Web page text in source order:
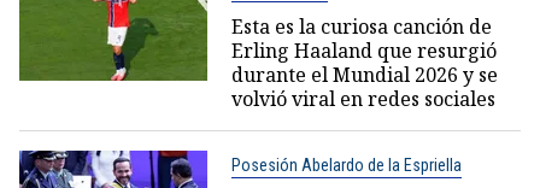
Esta es la curiosa canción de
Erling Haaland que resurgió
durante el Mundial 2026 y se
volvió viral en redes sociales
Posesión Abelardo de la Espriella